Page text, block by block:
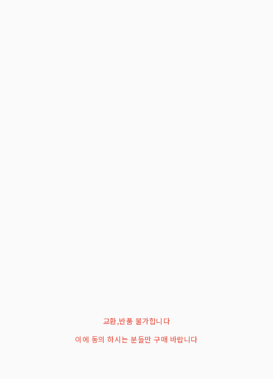
교환,반품 불가합니다
이에 동의 하시는 분들만 구매 바랍니다